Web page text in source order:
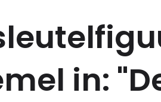
in: